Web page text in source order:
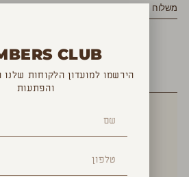
משלוח
ALSO LIKE
CLUB
הירשמו למועדון הלקוחות שלנו
והפתעות